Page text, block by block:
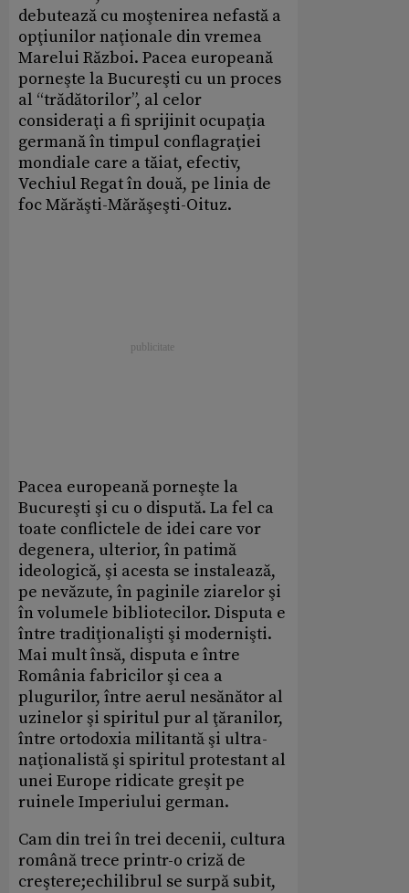
debutează cu moştenirea nefastă a
opţiunilor naţionale din vremea
Marelui Război. Pacea europeană
porneşte la Bucureşti cu un proces
al “trădătorilor”, al celor
consideraţi a fi sprijinit ocupaţia
germană în timpul conflagraţiei
mondiale care a tăiat, efectiv,
Vechiul Regat în două, pe linia de
foc Mărăşti-Mărăşeşti-Oituz.
Pacea europeană porneşte la
Bucureşti şi cu o dispută. La fel ca
toate conflictele de idei care vor
degenera, ulterior, în patimă
ideologică, şi acesta se instalează,
pe nevăzute, în paginile ziarelor şi
în volumele bibliotecilor. Disputa e
între tradiţionalişti şi modernişti.
Mai mult însă, disputa e între
România fabricilor şi cea a
plugurilor, între aerul nesănător al
uzinelor şi spiritul pur al ţăranilor,
între ortodoxia militantă şi ultra-
naţionalistă şi spiritul protestant al
unei Europe ridicate greşit pe
ruinele Imperiului german.
Cam din trei în trei decenii, cultura
română trece printr-o criză de
creştere;echilibrul se surpă subit,